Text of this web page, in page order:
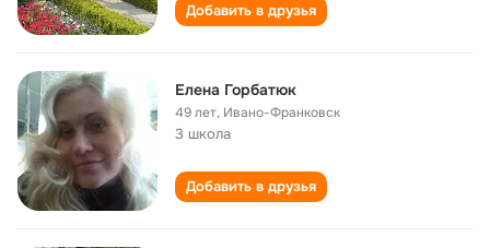
Добавить в друзья
Елена Горбатюк
49 лет, Ивано-Франковск
3 школа
Добавить в друзья